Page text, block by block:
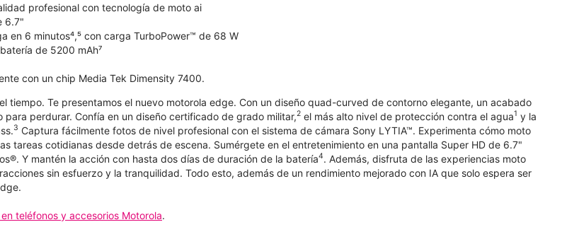
profesional con tecnología de moto ai
6.7"
en 6 minutos⁴,⁵ con carga TurboPower™ de 68 W
de 5200 mAh⁷
con un chip Media Tek Dimensity 7400.
tiempo. Te presentamos el nuevo motorola edge. Con un diseño quad-curved de contorno elegante, un acabado
perdurar. Confía en un diseño certificado de grado militar,2 el más alto nivel de protección contra el agua1 y la
3 Captura fácilmente fotos de nivel profesional con el sistema de cámara Sony LYTIA™. Experimenta cómo moto
tareas cotidianas desde detrás de escena. Sumérgete en el entretenimiento en una pantalla Super HD de 6.7"
Y mantén la acción con hasta dos días de duración de la batería4. Además, disfruta de las experiencias moto
sin esfuerzo y la tranquilidad. Todo esto, además de un rendimiento mejorado con IA que solo espera ser
teléfonos y accesorios Motorola.